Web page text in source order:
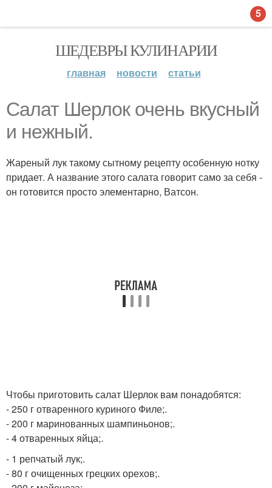
ШЕДЕВРЫ КУЛИНАРИИ
главная новости статьи
Салат Шерлок очень вкусный
и нежный.
Жареный лук такому сытному рецепту особенную нотку
придает. А название этого салата говорит само за себя -
он готовится просто элементарно, Ватсон.
Чтобы приготовить салат Шерлок вам понадобятся:
- 250 г отваренного куриного Филе;.
- 200 г маринованных шампиньонов;.
- 4 отваренных яйца;.
- 1 репчатый лук;.
- 80 г очищенных грецких орехов;.
5